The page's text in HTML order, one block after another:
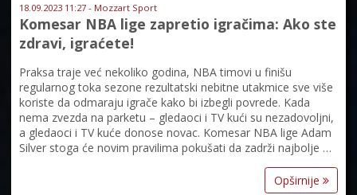
18.09.2023 11:27 - Mozzart Sport
Komesar NBA lige zapretio igračima: Ako ste
zdravi, igraćete!
Praksa traje već nekoliko godina, NBA timovi u finišu
regularnog toka sezone rezultatski nebitne utakmice sve više
koriste da odmaraju igrače kako bi izbegli povrede. Kada
nema zvezda na parketu – gledaoci i TV kući su nezadovoljni,
a gledaoci i TV kuće donose novac. Komesar NBA lige Adam
Silver stoga će novim pravilima pokušati da zadrži najbolje …
Opširnije